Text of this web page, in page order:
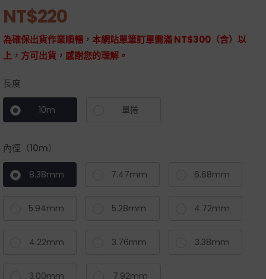
NT$220
為確保出貨作業順暢，本網站單筆訂單需滿 NT$300（含）以
上，方可出貨，感謝您的理解。
長度
10m 單捲
內徑（10m）
8.38mm 7.47mm 6.68mm
5.94mm 5.28mm 4.72mm
4.22mm 3.76mm 3.38mm
3.00mm 7.92mm